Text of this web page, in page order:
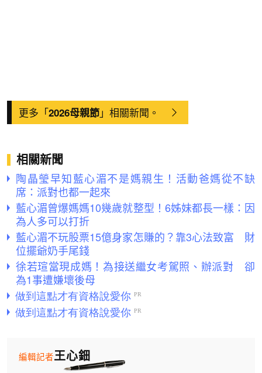
更多「2026母親節」相關新聞。
相關新聞
陶晶瑩早知藍心湄不是媽親生！活動爸媽從不缺
席：派對也都一起來
藍心湄曾爆媽媽10幾歲就整型！6姊妹都長一樣：因
為人多可以打折
藍心湄不玩股票15億身家怎賺的？靠3心法致富 財
位擺爺奶手尾錢
徐若瑄當現成媽！為接送繼女考駕照、辦派對 卻
為1事遭嫌壞後母
王心鈿
編輯記者